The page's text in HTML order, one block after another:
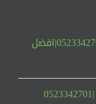
شركة جلى وتلميع الرخام الفجيرة |0523342701|افضل